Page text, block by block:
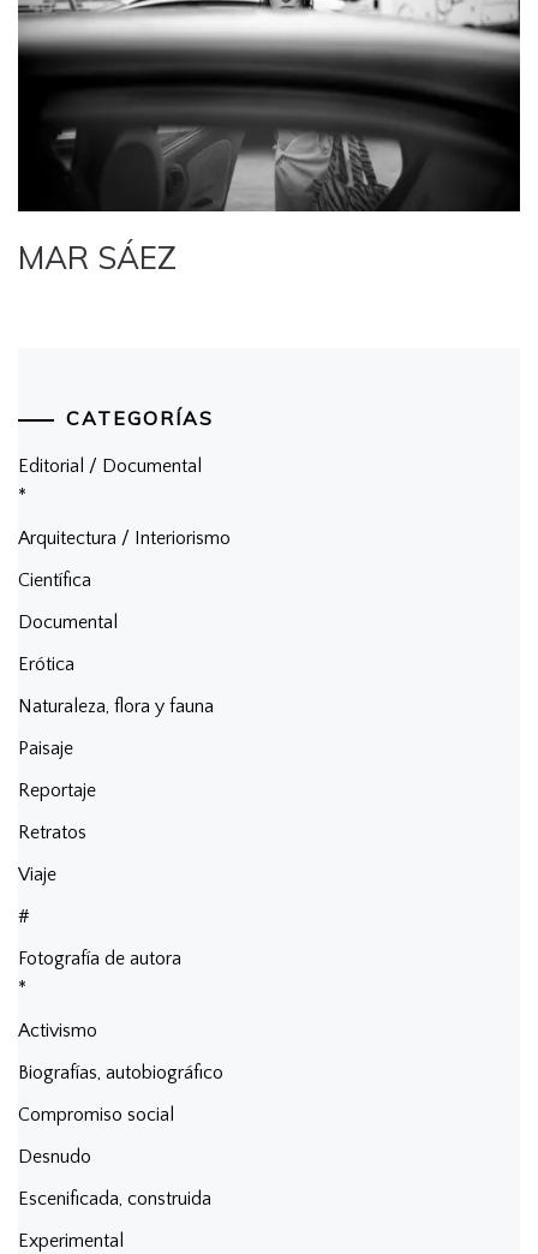
MAR SÁEZ
CATEGORÍAS
Editorial / Documental
*
Arquitectura / Interiorismo
Científica
Documental
Erótica
Naturaleza, flora y fauna
Paisaje
Reportaje
Retratos
Viaje
#
Fotografía de autora
*
Activismo
Biografías, autobiográfico
Compromiso social
Desnudo
Escenificada, construida
Experimental